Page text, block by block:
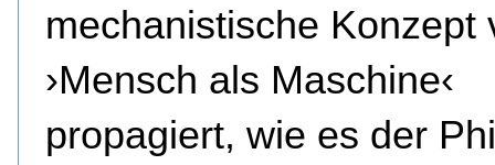
mechanistische Konzept
›Mensch als Maschine‹
propagiert, wie es der